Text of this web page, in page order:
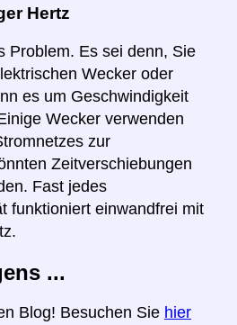
Hertz
Problem. Es sei denn, Sie
Wecker oder
es um Geschwindigkeit
Wecker verwenden
zur
Zeitverschiebungen
Fast jedes
funktioniert einwandfrei mit
...
Blog! Besuchen Sie hier